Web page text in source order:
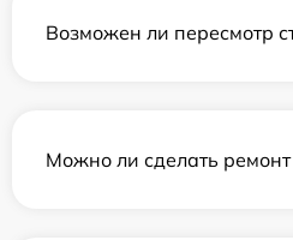
Возможен ли пересмотр
Можно ли сделать ремонт